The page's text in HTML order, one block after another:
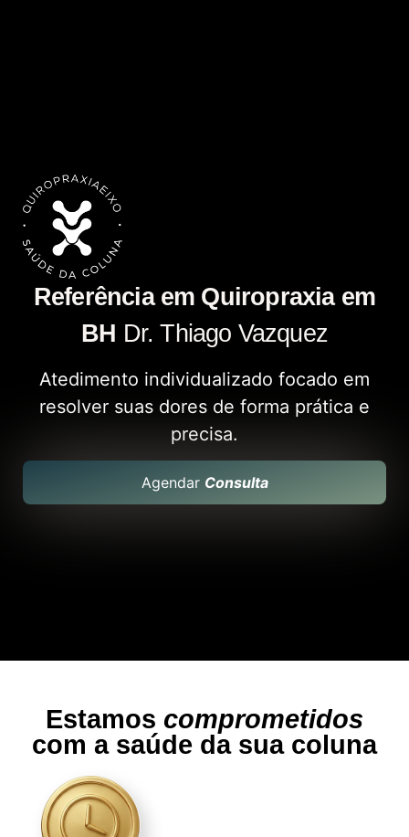
Referência em Quiropraxia em
BH Dr. Thiago Vazquez
Atedimento individualizado focado em
resolver suas dores de forma prática e
precisa.
Agendar Consulta
Estamos comprometidos
com a saúde da sua coluna